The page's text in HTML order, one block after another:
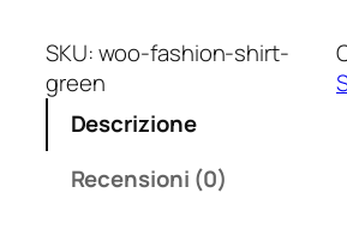
e
z
o
r
e
z
a
t
i
r
t
G
SKU:woo-fashion-shirt-
green
Descrizione
Recensioni (0)